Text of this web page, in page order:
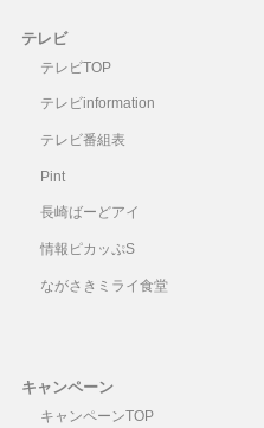
テレビ
テレビTOP
テレビinformation
テレビ番組表
Pint
長崎ばーどアイ
情報ピカッぷS
ながさきミライ食堂
キャンペーン
キャンペーンTOP